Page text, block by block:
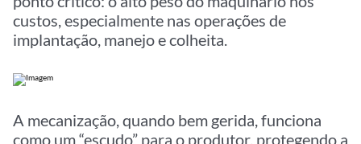
custos, especialmente nas operações de
implantação, manejo e colheita.
A mecanização, quando bem gerida, funciona
como um “escudo” para o produtor, protegendo a